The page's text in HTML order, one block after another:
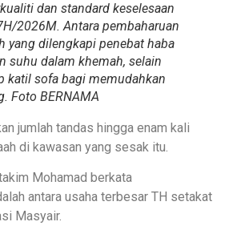
dan standard keselesaan
2026M. Antara pembaharuan
yang dilengkapi penebat haba
suhu dalam khemah, selain
katil sofa bagi memudahkan
Foto BERNAMA
jumlah tandas hingga enam kali
di kawasan yang sesak itu.
Mohamad berkata
antara usaha terbesar TH setakat
Masyair.